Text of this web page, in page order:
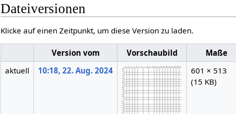
Dateiversionen
Klicke auf einen Zeitpunkt, um diese Version zu laden.
Version vom Vorschaubild Maße
aktuell
10:18, 22. Aug. 2024
601 × 513
(15 KB)